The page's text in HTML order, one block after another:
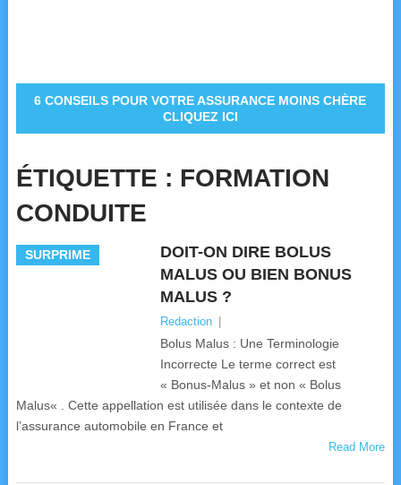
6 CONSEILS POUR VOTRE ASSURANCE MOINS CHÈRE
CLIQUEZ ICI
ÉTIQUETTE : FORMATION
CONDUITE
SURPRIME
DOIT-ON DIRE BOLUS
MALUS OU BIEN BONUS
MALUS ?
Redaction
Bolus Malus : Une Terminologie
Incorrecte Le terme correct est
« Bonus-Malus » et non « Bolus
Malus« . Cette appellation est utilisée dans le contexte de
l’assurance automobile en France et
Read More